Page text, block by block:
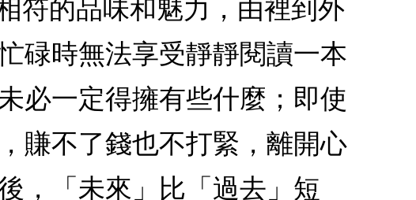
符的品味和魅力，由裡到外
碌時無法享受靜靜閱讀一本
必一定得擁有些什麼；即使
賺不了錢也不打緊，離開心
，「未來」比「過去」短